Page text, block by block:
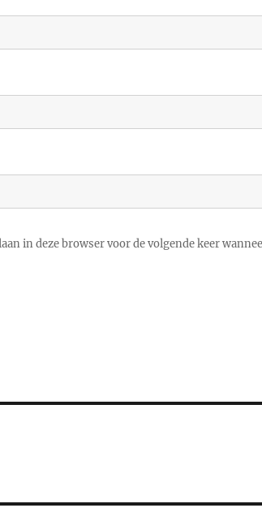
in deze browser voor de volgende keer